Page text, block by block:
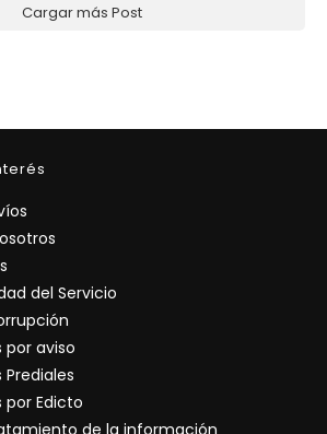
Cargar más Post
del Servicio
aviso
Edicto
de la información